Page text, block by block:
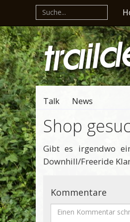
Talk News
Shop
Gibt es irgendwo
Downhill/Freeride
Kommentare